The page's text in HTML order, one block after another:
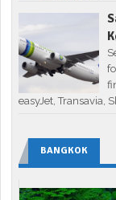
easyJet, Transavia,
BANGKOK